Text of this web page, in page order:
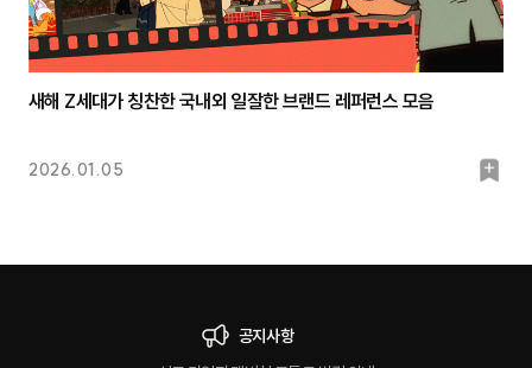
2026.01.05
북
새해 Z세대가 칭찬한 국내외 일잘한 브랜드 레퍼런스 모음
공지사항